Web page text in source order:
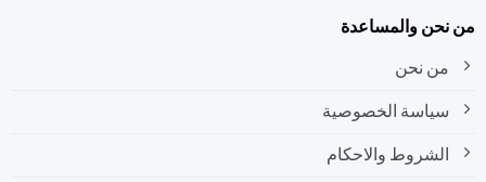
والمساعدة
من نحن
سياسة الخصوصية
الشروط والاحكام